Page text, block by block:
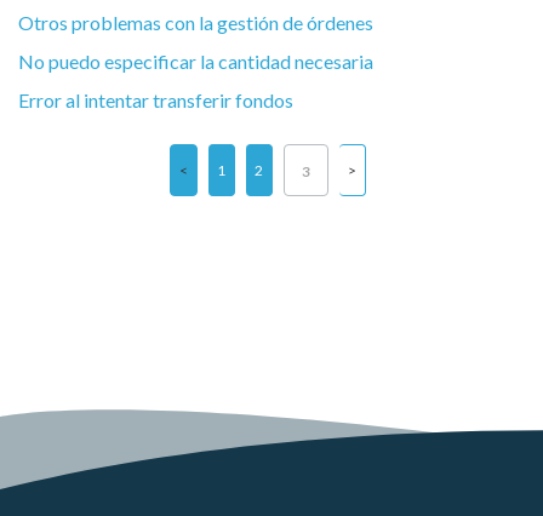
Otros problemas con la gestión de órdenes
No puedo especificar la cantidad necesaria
Error al intentar transferir fondos
1 2 3